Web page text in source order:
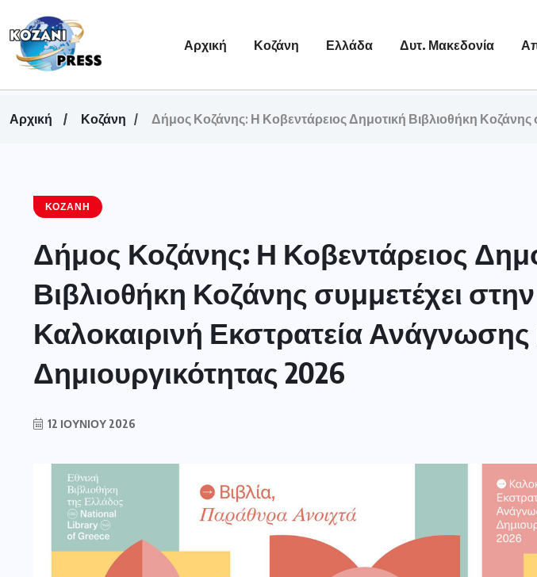
Αρχική Κοζάνη Ελλάδα Δυτ. Μακεδονία
Αρχική Κοζάνη Δήμος Κοζάνης: Η Κοβεντάρειος Δημοτική Βιβλιοθήκη Κοζάνης
ΚΟΖΆΝΗ
Δήμος Κοζάνης: Η Κοβεντάρειος
Βιβλιοθήκη Κοζάνης συμμετέχει στην
Καλοκαιρινή Εκστρατεία Ανάγνωσης
Δημιουργικότητας 2026
12 ΙΟΥΝΊΟΥ 2026